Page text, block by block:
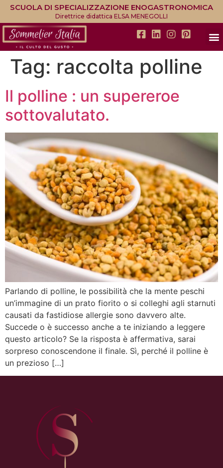
SCUOLA DI SPECIALIZZAZIONE ENOGASTRONOMICA
Direttrice didattica ELSA MENEGOLLI
Tag: raccolta polline
Il polline : un supereroe
sottovalutato.
Parlando di polline, le possibilità che la mente peschi
un’immagine di un prato fiorito o si colleghi agli starnuti
causati da fastidiose allergie sono davvero alte.
Succede o è successo anche a te iniziando a leggere
questo articolo? Se la risposta è affermativa, sarai
sorpreso conoscendone il finale. Sì, perché il polline è
un prezioso […]